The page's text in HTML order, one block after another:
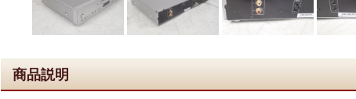
商品説明